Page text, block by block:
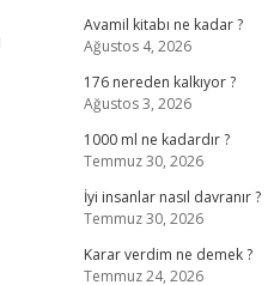
Avamil kitabı ne kadar ?
Ağustos 4, 2026
176 nereden kalkıyor ?
Ağustos 3, 2026
1000 ml ne kadardır ?
Temmuz 30, 2026
İyi insanlar nasıl davranır ?
Temmuz 30, 2026
Karar verdim ne demek ?
Temmuz 24, 2026